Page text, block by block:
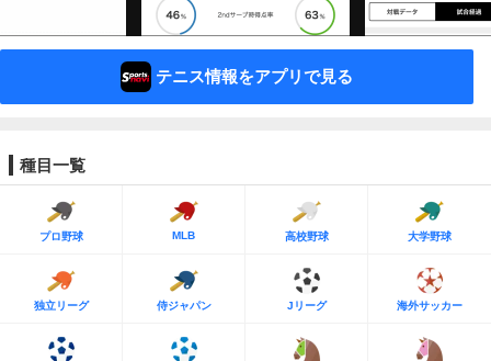
テニス情報をアプリで見る
種目一覧
プロ野球 MLB 高校野球 大学野球
独立リーグ 侍ジャパン Jリーグ 海外サッカー